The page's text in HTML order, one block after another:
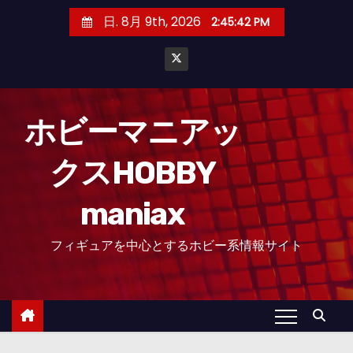
日. 8月 9th, 2026 2:45:43 PM
ホビーマニアッ
クスHOBBY
maniax
フィギュアを中心とするホビー系情報サイト